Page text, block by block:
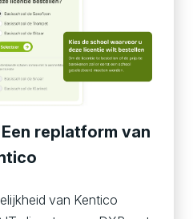
replatform van
van Kentico